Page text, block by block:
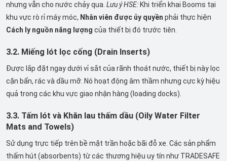
nhưng vẫn cho nước chảy qua. Lưu ý HSE: Khi triển khai Booms tại
khu vực rò rỉ máy móc, Nhân viên được ủy quyền phải thực hiện
Cách ly nguồn năng lượng của thiết bị đó trước tiên.
3.2. Miếng lót lọc cống (Drain Inserts)
Được lắp đặt ngay dưới vỉ sắt của rãnh thoát nước, thiết bị này lọc
cặn bẩn, rác và dầu mỡ. Nó hoạt động âm thầm nhưng cực kỳ hiệu
quả trong các khu vực giao nhận hàng (loading docks).
3.3. Tấm lót và Khăn lau thấm dầu (Oily Water Filter
Mats and Towels)
Sử dụng trực tiếp trên bề mặt trần hoặc bãi đỗ xe. Các sản phẩm
thấm hút (absorbents) từ các thương hiệu uy tín như TRADESAFE